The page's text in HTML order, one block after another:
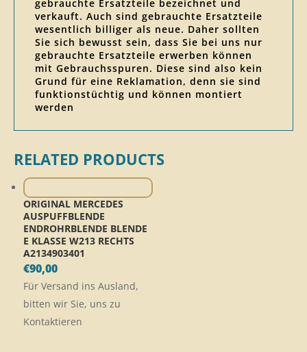
gebrauchte Ersatzteile bezeichnet und
verkauft. Auch sind gebrauchte Ersatzteile
wesentlich billiger als neue. Daher sollten
Sie sich bewusst sein, dass Sie bei uns nur
gebrauchte Ersatzteile erwerben können
mit Gebrauchsspuren. Diese sind also kein
Grund für eine Reklamation, denn sie sind
funktionstüchtig und können montiert
werden
RELATED PRODUCTS
ORIGINAL MERCEDES
AUSPUFFBLENDE
ENDROHRBLENDE BLENDE
E KLASSE W213 RECHTS
A2134903401
€90,00
Für Versand ins Ausland,
bitten wir Sie, uns zu
Kontaktieren